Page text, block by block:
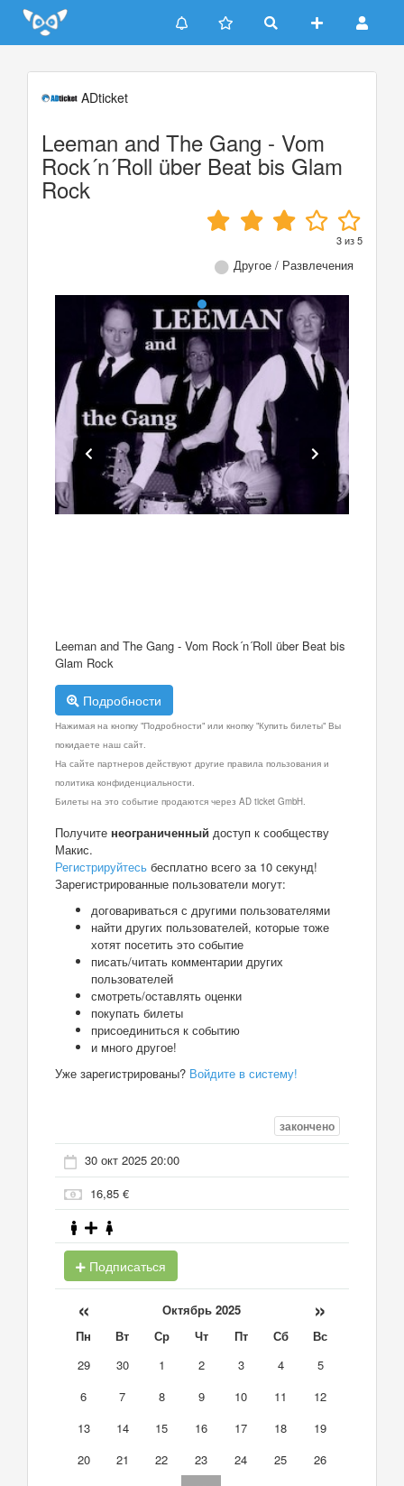
Update cookies preferences
ADticket
Leeman and The Gang - Vom
Rock´n´Roll über Beat bis Glam
Rock
3из5
Другое / Развлечения
Leeman and The Gang - Vom Rock´n´Roll über Beat bis
Glam Rock
Подробности
Нажимая на кнопку "Подробности" или кнопку "Купить билеты" Вы
покидаете наш сайт.
На сайте партнеров действуют другие правила пользования и
политика конфиденциальности.
Билеты на это событие продаются через AD ticket GmbH.
Получите неограниченный доступ к сообществу
Макис.
Регистрируйтесь бесплатно всего за 10 секунд!
Зарегистрированные пользователи могут:
договариваться с другими пользователями
найти других пользователей, которые тоже
хотят посетить это событие
писать/читать комментарии других
пользователей
смотреть/оставлять оценки
покупать билеты
присоединиться к событию
и много другое!
Уже зарегистрированы? Войдите в систему!
закончено
30 окт 2025 20:00
16,85 €
Подписаться
« Октябрь 2025 »
Пн Вт Ср Чт Пт Сб
Вс
29
30 1 2 3 4
5
6
7 8 9 10 11
12
13
14 15 16 17 18
19
20
21 22 23 24 25
26